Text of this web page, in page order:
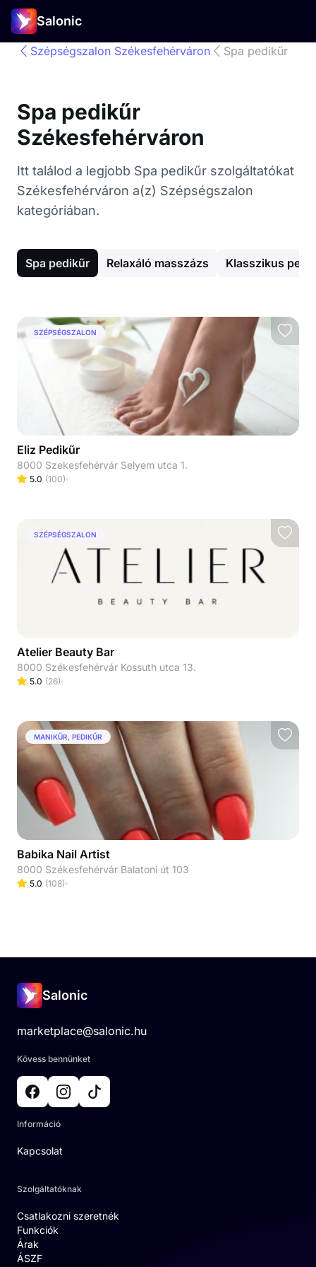
Salonic
Szépségszalon Székesfehérváron Spa pedikűr
Spa pedikűr
Székesfehérváron
Itt találod a legjobb Spa pedikűr szolgáltatókat
Székesfehérváron a(z) Szépségszalon
kategóriában.
Spa pedikűr Relaxáló masszázs Klasszikus
SZÉPSÉGSZALON
Eliz Pedikűr
8000 Szekesfehérvár Selyem utca 1.
5.0 (100)
SZÉPSÉGSZALON
Atelier Beauty Bar
8000 Székesfehérvár Kossuth utca 13.
5.0 (26)
MANIKŰR, PEDIKŰR
Babika Nail Artist
8000 Székesfehérvár Balatoni út 103
5.0 (108)
Salonic
marketplace@salonic.hu
Kövess bennünket
Információ
Kapcsolat
Szolgáltatóknak
Csatlakozni szeretnék
Funkciók
Árak
ÁSZF